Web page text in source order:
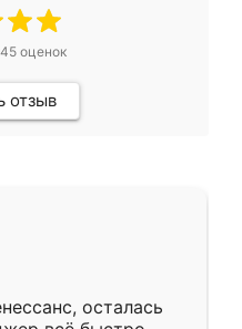
оценок
отзыв
осталась